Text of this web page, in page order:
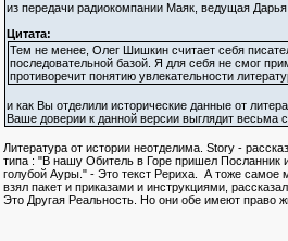
из передачи радиокомпании Маяк, ведущая
Цитата:
Тем не менее, Олег Шишкин считает себя
последовательной базой. Я для себя не смог
противоречит понятию увлекательности
и как Вы отделили исторические данные от
Ваше доверии к данной версии выглядит
Литература от истории неотделима. Story -
типа : "В нашу Обитель в Горе пришел Посланник
голубой Ауры." - Это текст Рериха. А тоже самое
взял пакет и приказами и инструкциями,
Это Другая Реальность. Но они обе имеют право